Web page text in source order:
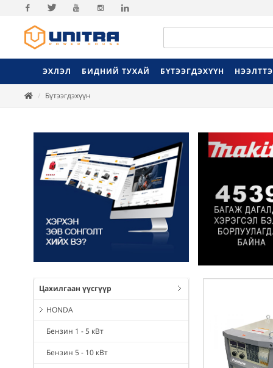
Facebook
ЭХЛЭЛ БИДНИЙ ТУХАЙ БҮТЭЭГДЭХҮҮН
Бүтээгдэхүүн
Цахилгаан үүсгүүр
HONDA
Бензин 1 - 5 кВт
Бензин 5 - 10 кВт